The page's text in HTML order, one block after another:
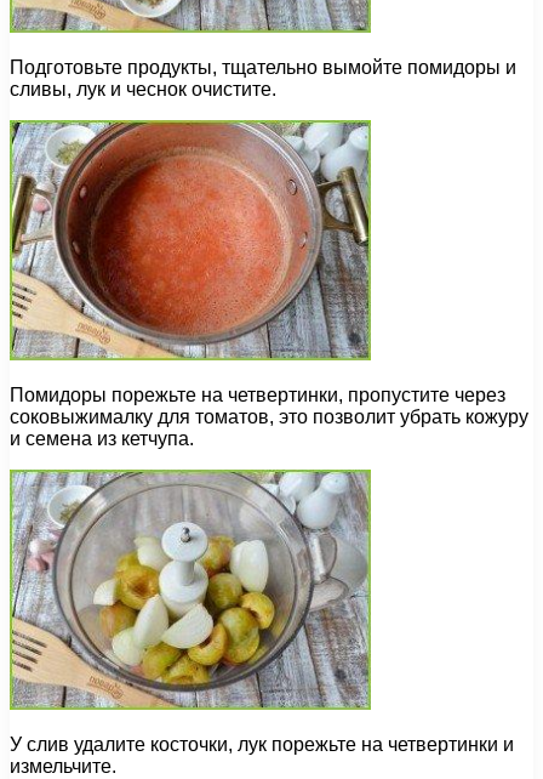
Подготовьте продукты, тщательно вымойте помидоры и
сливы, лук и чеснок очистите.
Помидоры порежьте на четвертинки, пропустите через
соковыжималку для томатов, это позволит убрать кожуру
и семена из кетчупа.
У слив удалите косточки, лук порежьте на четвертинки и
измельчите.